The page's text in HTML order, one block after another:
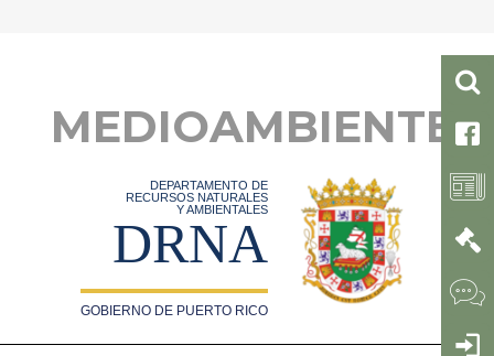
MEDIOAMBIENTE
DEPARTAMENTO DE
RECURSOS NATURALES
Y AMBIENTALES
DRNA
GOBIERNO DE PUERTO RICO